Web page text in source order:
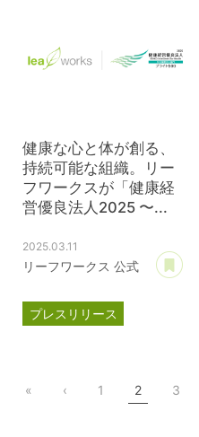
健康な心と体が創る、
持続可能な組織。リー
フワークスが「健康経
営優良法人2025 〜...
2025.03.11
リーフワークス 公式
プレスリリース
« ‹ 1 2 3